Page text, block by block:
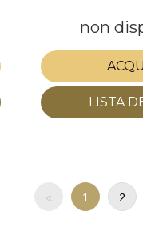
non
LISTA
« 1 2